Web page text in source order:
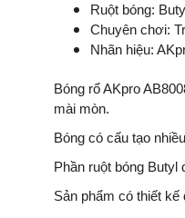
Ruột bóng:
Chuyên chơi:
Nhãn hiệu:
Bóng rổ AKpro
mài mòn.
Bóng có cấu tạo
Phần ruột bóng
Sản phẩm có thiết